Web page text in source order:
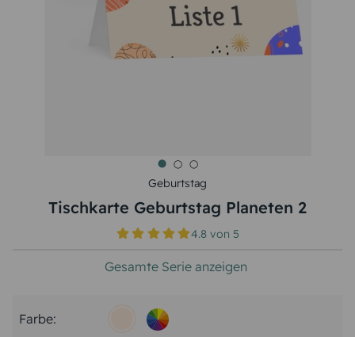
Geburtstag
Tischkarte Geburtstag Planeten 2
4.8 von5
Gesamte Serie anzeigen
Farbe: